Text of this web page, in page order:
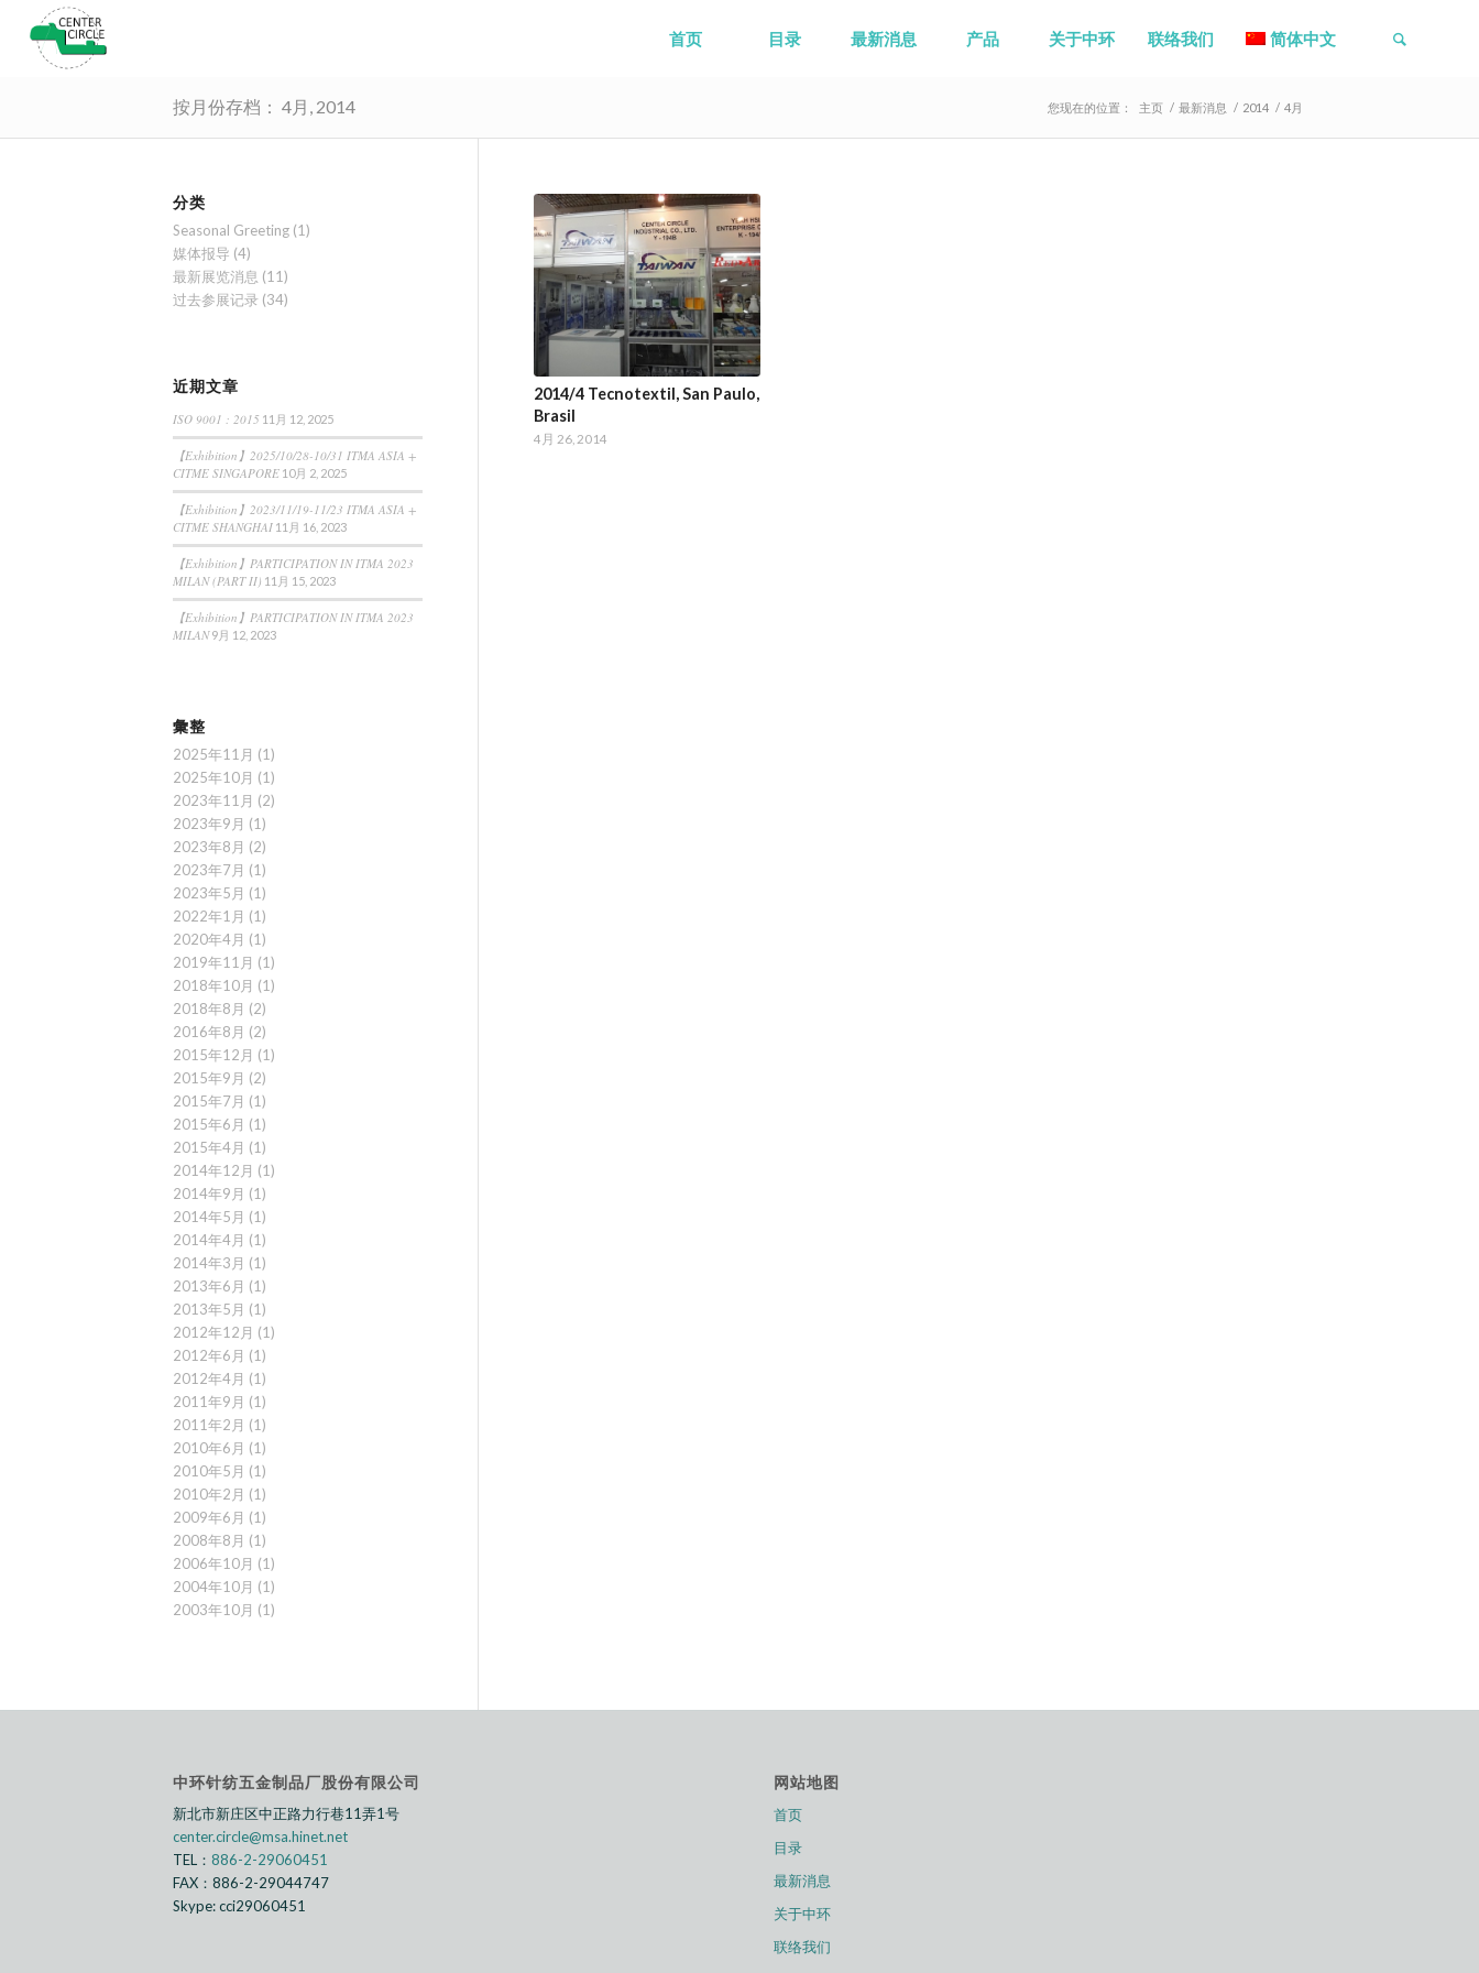
首页 目录 最新消息 产品 关于中环 联络我们 简体中文
按月份存档： 4月, 2014 您现在的位置： 主页 / 最新消息 / 2014 / 4月
2014/4 Tecnotextil, San Paulo,
Brasil
4月 26, 2014
分类
Seasonal Greeting (1)
媒体报导 (4)
最新展览消息 (11)
过去参展记录 (34)
近期文章
ISO 9001 : 2015 11月 12, 2025
【Exhibition】2025/10/28-10/31 ITMA ASIA +
CITME SINGAPORE 10月 2, 2025
【Exhibition】2023/11/19-11/23 ITMA ASIA +
CITME SHANGHAI 11月 16, 2023
【Exhibition】PARTICIPATION IN ITMA 2023
MILAN (PART II) 11月 15, 2023
【Exhibition】PARTICIPATION IN ITMA 2023
MILAN 9月 12, 2023
彙整
2025年11月 (1)
2025年10月 (1)
2023年11月 (2)
2023年9月 (1)
2023年8月 (2)
2023年7月 (1)
2023年5月 (1)
2022年1月 (1)
2020年4月 (1)
2019年11月 (1)
2018年10月 (1)
2018年8月 (2)
2016年8月 (2)
2015年12月 (1)
2015年9月 (2)
2015年7月 (1)
2015年6月 (1)
2015年4月 (1)
2014年12月 (1)
2014年9月 (1)
2014年5月 (1)
2014年4月 (1)
2014年3月 (1)
2013年6月 (1)
2013年5月 (1)
2012年12月 (1)
2012年6月 (1)
2012年4月 (1)
2011年9月 (1)
2011年2月 (1)
2010年6月 (1)
2010年5月 (1)
2010年2月 (1)
2009年6月 (1)
2008年8月 (1)
2006年10月 (1)
2004年10月 (1)
2003年10月 (1)
中环针纺五金制品厂股份有限公司
新北市新庄区中正路⼒行巷11弄1号
center.circle@msa.hinet.net
TEL： 886-2-29060451
FAX：886-2-29044747
Skype: cci29060451
网站地图
首页
目录
最新消息
关于中环
联络我们